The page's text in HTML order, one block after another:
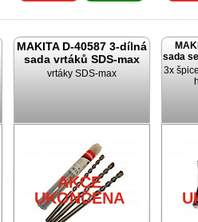
MAKITA D-40587 3-dílná
sada vrtáků SDS-max
vrtáky SDS-max
AKCE
UKONČENA
sada
3x